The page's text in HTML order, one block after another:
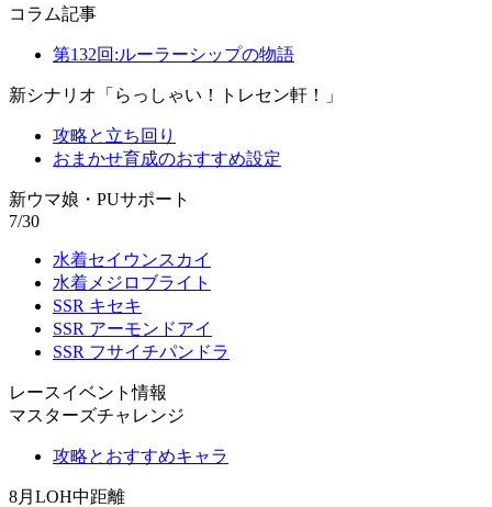
コラム記事
第132回:ルーラーシップの物語
新シナリオ「らっしゃい！トレセン軒！」
攻略と立ち回り
おまかせ育成のおすすめ設定
新ウマ娘・PUサポート
7/30
水着セイウンスカイ
水着メジロブライト
SSR キセキ
SSR アーモンドアイ
SSR フサイチパンドラ
レースイベント情報
マスターズチャレンジ
攻略とおすすめキャラ
8月LOH中距離